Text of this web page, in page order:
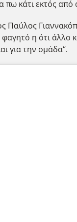
κάτι εκτός από
Παύλος
η ότι άλλο
για την ομάδα“.